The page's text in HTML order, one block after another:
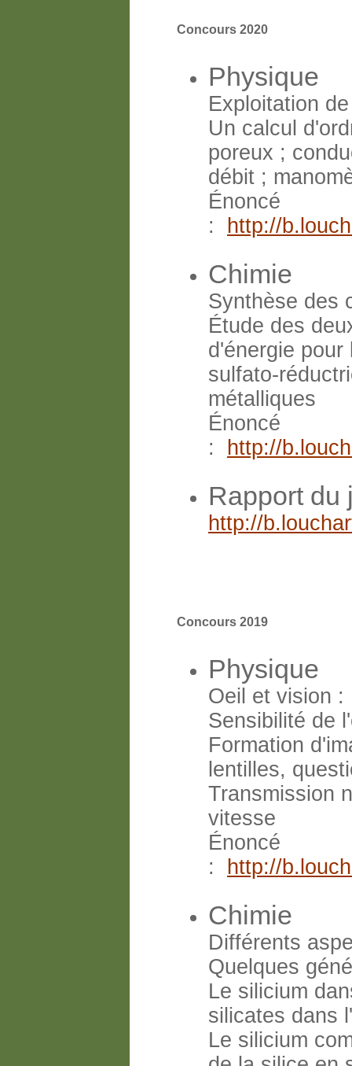
Concours 2020
Physique
Exploitation
Un calcul
poreux ;
débit ;
Énoncé
:
http://
Chimie
Synthèse des
Étude des
d'énergie
sulfato-
métalliques
Énoncé
:
http://
Rapport du
http://
Concours 2019
Physique
Oeil et vision :
Sensibilité de
Formation
lentilles,
Transmission
vitesse
Énoncé
:
http://
Chimie
Différents
Quelques
Le silicium
silicates dans
Le silicium